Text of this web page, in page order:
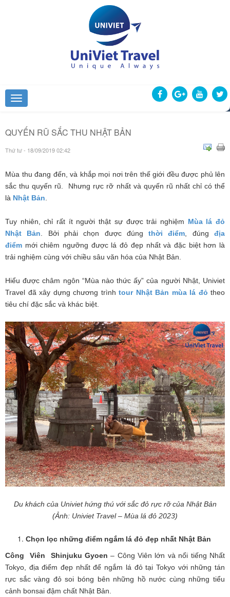
QUYẾN RŨ SẮC THU NHẬT BẢN
Thứ tư - 18/09/2019 02:42
Mùa thu đang đến, và khắp mọi nơi trên thế giới đều được phủ lên
sắc thu quyến rũ. Nhưng rực rỡ nhất và quyến rũ nhất chỉ có thể
là Nhật Bản
Tuy nhiên, chỉ rất ít người thật sự được trải nghiệm Mùa lá đỏ
Nhật Bản . Bởi phải chọn được đúngthời điểm , đúngđịa
điểm mới chiêm ngưỡng được lá đỏ đẹp nhất và đặc biệt hơn là
trải nghiệm cùng với chiều sâu văn hóa của Nhật Bản.
Hiểu được châm ngôn “Mùa nào thức ấy” của người Nhật, Univiet
Travel đã xây dựng chương trình tour Nhật Bản mùa lá đỏ theo
tiêu chí đặc sắc và khác biệt.
Du khách của Univiet hứng thú với sắc đỏ rực rỡ của Nhật Bản
(Ảnh: Univiet Travel – Mùa lá đỏ 2023)
Chọn lọc những điểm ngắm lá đỏ đẹp nhất Nhật Bản
Công Viên Shinjuku Gyoen– Công Viên lớn và nổi tiếng Nhất
Tokyo, địa điểm đẹp nhất để ngắm lá đỏ tại Tokyo với những tán
rực sắc vàng đỏ soi bóng bên những hồ nước cùng những tiểu
cảnh bonsai đậm chất Nhật Bản.